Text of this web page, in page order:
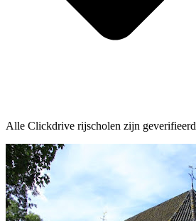
Alle Clickdrive rijscholen zijn geverifieerd